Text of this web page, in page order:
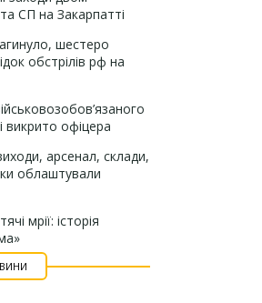
СП на Закарпатті
шестеро
обстрілів рф на
викрито офіцера
арсенал, склади,
облаштували
мрії: історія